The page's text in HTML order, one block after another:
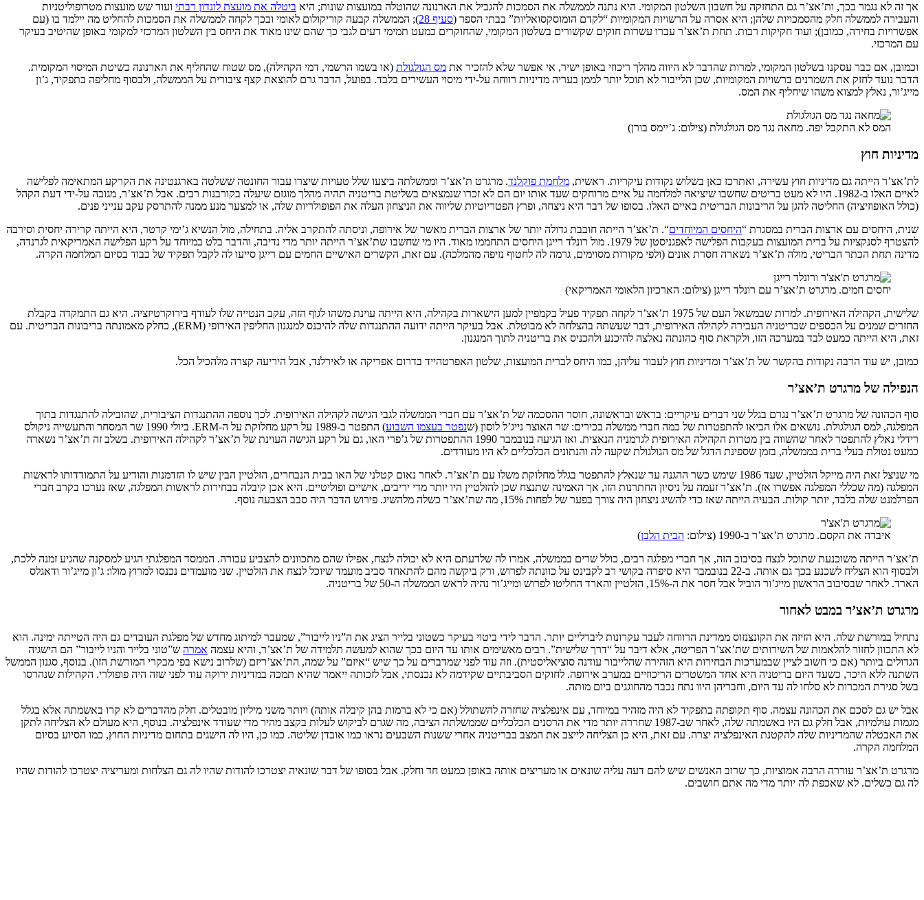
אך זה לא נגמר בכך, ות’אצ’ר גם התחזקה על חשבון השלטון המקומי. היא נתנה לממשלה את הסמכות להגביל את הארנונה שהוטלה במועצות שונות; היא ביטלה את מועצת לונדון רבתי ועוד שש מועצות מטרופוליטניות
והעבירה לממשלה חלק מהסמכויות שלהן; היא אסרה על הרשויות המקומיות “לקדם הומוסקסואליות” בבתי הספר (סעיף 28
); הממשלה קבעה קוריקולום לאומי ובכך לקחה לממשלה את הסמכות להחליט מה יילמד בו (עם
אפשרויות בחירה, כמובן); ועוד חקיקות רבות. תחת ת’אצ’ר עברו עשרות חוקים שקשורים בשלטון המקומי, שהחוקרים כמעט תמימי דעים לגבי כך שהם שינו מאוד את היחס בין השלטון המרכזי למקומי באופן שהיטיב בעיקר
עם המרכזי.
וכמובן, אם כבר עסקנו בשלטון המקומי, למרות שהדבר לא היווה מהלך ריכוזי באופן ישיר, אי אפשר שלא להזכיר את מס הגולגולת (או בשמו הרשמי, דמי הקהילה), מס שטוח שהחליף את הארנונה כשיטת המיסוי המקומית.
הדבר נועד לחזק את השמרנים ברשויות המקומיות, שכן הלייבור לא תוכל יותר לממן בעריה מדיניות רווחה על-ידי מיסוי העשירים בלבד. בפועל, הדבר גרם להוצאת קצף ציבורית על הממשלה, ולבסוף מחליפה בתפקיד, ג’ון
מייג’ור, נאלץ למצוא משהו שיחליף את המס.
המס לא התקבל יפה. מחאה נגד מס הגולגולת (צילום: ג’יימס בורן)
מדיניות חוץ
לת’אצ’ר הייתה גם מדיניות חוץ עשירה, ואתרכז כאן בשלוש נקודות עיקריות. ראשית, מלחמת פוקלנד. מרגרט ת’אצ’ר וממשלתה ביצעו שלל טעויות שיצרו עבור החונטה ששלטה בארגנטינה את הקרקע המתאימה לפלישה
לאיים האלו ב-1982. היו לא מעט בריטים שחשבו שיציאה למלחמה על איים מרוחקים שעד אותו יום הם לא זכרו שנמצאים בשליטת בריטניה תהיה מהלך מוגזם שיעלה בקורבנות רבים. אבל ת’אצ’ר, מגובה על-ידי דעת הקהל
(כולל האופוזיציה) החליטה להגן על הריבונות הבריטית באיים האלו. בסופו של דבר היא ניצחה, ופרץ הפטריוטיות שליווה את הניצחון העלה את הפופולריות שלה, או למצער מנע ממנה להתרסק עקב ענייני פנים.
שנית, היחסים עם ארצות הברית במסגרת “היחסים המיוחדים“. ת’אצ’ר הייתה חובבת גדולה יותר של ארצות הברית מאשר של אירופה, וניסתה להתקרב אליה. בתחילה, מול הנשיא ג’ימי קרטר, היא הייתה קרירה יחסית וסירבה
להצטרף לסנקציות על ברית המועצות בעקבות הפלישה לאפגניסטן של 1979. מול רונלד רייגן היחסים התחממו מאוד. היו מי שחשבו שת’אצ’ר הייתה יותר מדי נדיבה, והדבר בלט במיוחד על רקע הפלישה האמריקאית לגרנדה,
מדינה תחת הכתר הבריטי, מולה ת’אצ’ר נשארה חסרת אונים (ולפי מקורות מסוימים, גרמה לה לחטוף נזיפה מהמלכה). עם זאת, הקשרים האישיים החמים עם רייגן סייעו לה לקבל תפקיד של כבוד בסיום המלחמה הקרה.
יחסים חמים. מרגרט ת’אצ’ר עם רונלד רייגן (צילום: הארכיון הלאומי האמריקאי)
שלישית, הקהילה האירופית. למרות שבמשאל העם של 1975 ת’אצ’ר לקחה תפקיד פעיל בקמפיין למען הישארות בקהילה, היא הייתה עוינת משהו לגוף הזה, עקב הנטייה שלו לעודף בירוקרטיזציה. היא גם התמקדה בקבלת
החזרים שמנים על הכספים שבריטניה העבירה לקהילה האירופית, דבר שעשתה בהצלחה לא מבוטלת. אבל בעיקר הייתה ידועה ההתנגדות שלה להיכנס למנגנון החליפין האירופי (ERM), כחלק מאמונתה בריבונות הבריטית. עם
זאת, היא הייתה כמעט לבד במערכה הזו, ולקראת סוף כהונתה נאלצה להיכנע ולהכניס את בריטניה לתוך המנגנון.
כמובן, יש עוד הרבה נקודות בהקשר של ת’אצ’ר ומדיניות חוץ לעבור עליהן, כמו היחס לברית המועצות, שלטון האפרטהייד בדרום אפריקה או לאירלנד, אבל היריעה קצרה מלהכיל הכל.
הנפילה של מרגרט ת’אצ’ר
סוף הכהונה של מרגרט ת’אצ’ר נגרם בגלל שני דברים עיקריים: בראש ובראשונה, חוסר ההסכמה של ת’אצ’ר עם חברי הממשלה לגבי הגישה לקהילה האירופית. לכך נוספה ההתנגדות הציבורית, שהובילה להתנגדות בתוך
המפלגה, למס הגולגולת. נושאים אלו הביאו להתפטרות של כמה חברי ממשלה בכירים: שר האוצר נייג’ל לוסון (שנפטר בעצמו השבוע
) התפטר ב-1989 על רקע מחלוקת על ה-ERM. ביולי 1990 שר המסחר והתעשייה ניקולס
רידלי נאלץ להתפטר לאחר שהשווה בין מטרות הקהילה האירופית לגרמניה הנאצית. ואז הגיעה בנובמבר 1990 ההתפטרות של ג’פרי האו, גם על רקע הגישה העוינת של ת’אצ’ר לקהילה האירופית. בשלב זה ת’אצ’ר נשארה
כמעט נטולת בעלי ברית בממשלה, בזמן שספינת הדגל של מס הגולגולת שקעה לה והנתונים הכלכליים לא היו מעודדים.
מי שניצל זאת היה מייקל הזלטיין, שעד 1986 שימש כשר ההגנה עד שנאלץ להתפטר בגלל מחלוקת משלו עם ת’אצ’ר. לאחר נאום קטלני של האו בבית הנבחרים, הזלטיין הבין שיש לו הזדמנות והודיע על התמודדותו לראשות
המפלגה (מה שכללי המפלגה אפשרו אז). ת’אצ’ר זעמה על ניסיון החתרנות הזו, אך האמינה שתנצח שכן להזלטיין היו יותר מדי יריבים, אישיים ופוליטיים. היא אכן קיבלה בבחירות לראשות המפלגה, שאז נערכו בקרב חברי
הפרלמנט שלה בלבד, יותר קולות. הבעיה הייתה שאז כדי להשיג ניצחון היה צורך בפער של לפחות 15%, מה שת’אצ’ר כשלה מלהשיג. פירוש הדבר היה סבב הצבעה נוסף.
איבדה את הקסם. מרגרט ת’אצ’ר ב-1990 (צילום: הבית הלבן)
ת’אצ’ר הייתה משוכנעת שתוכל לנצח בסיבוב הזה, אך חברי מפלגה רבים, כולל שרים בממשלה, אמרו לה שלדעתם היא לא יכולה לנצח, אפילו שהם מתכוונים להצביע עבורה. הממסד המפלגתי הגיע למסקנה שהגיע זמנה ללכת,
ולבסוף הוא הצליח לשכנע בכך גם אותה. ב-22 בנובמבר היא סיפרה בקושי רב לקבינט על כוונתה לפרוש, ורק ביקשה מהם להתאחד סביב מועמד שיוכל לנצח את הזלטיין. שני מועמדים נכנסו למרוץ מולו: ג’ון מייג’ור ודאגלס
הארד. לאחר שבסיבוב הראשון מייג’ור הוביל אבל חסר את ה-15%, הזלטיין והארד החליטו לפרוש ומייג’ור נהיה לראש הממשלה ה-50 של בריטניה.
מרגרט ת’אצ’ר במבט לאחור
נתחיל במורשת שלה. היא הזיזה את הקונצנזוס ממדינת הרווחה לעבר עקרונות ליברליים יותר. הדבר לידי ביטוי בעיקר כשטוני בלייר הציג את ה”ניו לייבור”, שמעבר למיתוג מחדש של מפלגת העובדים גם היה הטייתה ימינה. הוא
לא התכוון לחזור להלאמות של השירותים שת’אצ’ר הפריטה, אלא דיבר על “דרך שלישית”. רבים מאשימים אותו עד היום בכך שהוא למעשה תלמידה של ת’אצ’ר, והיא עצמה אמרה ש”טוני בלייר והניו לייבור” הם הישגיה
הגדולים ביותר (אם כי חשוב לציין שבמערכות הבחירות היא הזהירה שהלייבור עודנה סוציאליסטית). וזה עוד לפני שמדברים על כך שיש “איזם” על שמה, הת’אצ’ריזם (שלרוב נישא בפי מבקרי המורשת הזו). בנוסף, סגנון הממשל
השתנה ללא היכר, כשעד היום בריטניה היא אחד המשטרים הריכוזיים במערב אירופה. לחוקים הסביבתיים שקידמה לא נכנסתי, אבל לזכותה ייאמר שהיא תמכה במדיניות ירוקה עוד לפני שזה היה פופולרי. הקהילות שנהרסו
בשל סגירת המכרות לא סלחו לה עד היום, וחבריהן היוו נתח נכבד מהחוגגים ביום מותה.
אבל יש גם לסכם את הכהונה עצמה. סוף תקופתה בתפקיד לא היה מזהיר במיוחד, עם אינפלציה שחזרה להשתולל (אם כי לא ברמות בהן קיבלה אותה) ויותר משני מיליון מובטלים. חלק מהדברים לא קרו באשמתה אלא בגלל
מגמות עולמיות, אבל חלק גם היו באשמתה שלה, לאחר שב-1987 שחררה יותר מדי את הרסנים הכלכליים שממשלתה הציבה, מה שגרם לביקוש לעלות בקצב מהיר מדי שעודד אינפלציה. בנוסף, היא מעולם לא הצליחה לתקן
את האבטלה שהמדיניות שלה להקטנת האינפלציה יצרה. עם זאת, היא כן הצליחה לייצב את המצב בבריטניה אחרי ששנות השבעים נראו כמו אובדן שליטה. כמו כן, היו לה הישגים בתחום מדיניות החוץ, כמו הסיוע בסיום
המלחמה הקרה.
מרגרט ת’אצ’ר עוררה הרבה אמוציות, כך שרוב האנשים שיש להם דעה עליה שונאים או מעריצים אותה באופן כמעט חד וחלק. אבל בסופו של דבר שונאיה יצטרכו להודות שהיו לה גם הצלחות ומעריציה יצטרכו להודות שהיו
לה גם כשלים. לא שאכפת לה יותר מדי מה אתם חושבים.